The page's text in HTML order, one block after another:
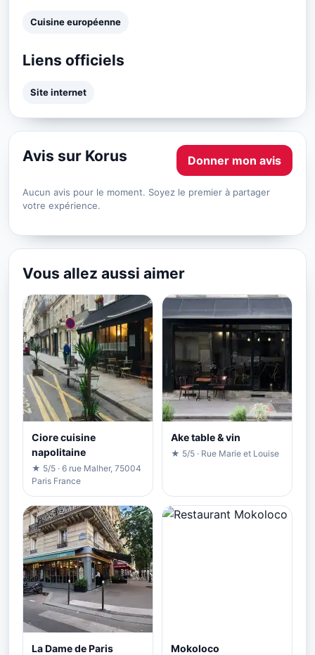
Cuisine européenne
Liens officiels
Site internet
Avis sur Korus Donner mon avis
Aucun avis pour le moment. Soyez le premier à partager
votre expérience.
Vous allez aussi aimer
Ciore cuisine
napolitaine
★ 5/5 · 6 rue Malher, 75004
Paris France
Ake table & vin
★ 5/5 · Rue Marie et Louise
La Dame de Paris Mokoloco